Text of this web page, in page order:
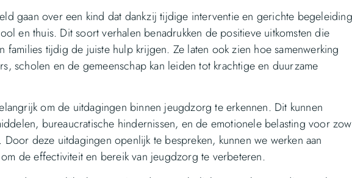
gaan over een kind dat dankzij tijdige interventie en gerichte begeleiding
en thuis. Dit soort verhalen benadrukken de positieve uitkomsten die
families tijdig de juiste hulp krijgen. Ze laten ook zien hoe samenwerking
scholen en de gemeenschap kan leiden tot krachtige en duurzame
om de uitdagingen binnen jeugdzorg te erkennen. Dit kunnen
bureaucratische hindernissen, en de emotionele belasting voor
deze uitdagingen openlijk te bespreken, kunnen we werken aan
de effectiviteit en bereik van jeugdzorg te verbeteren.